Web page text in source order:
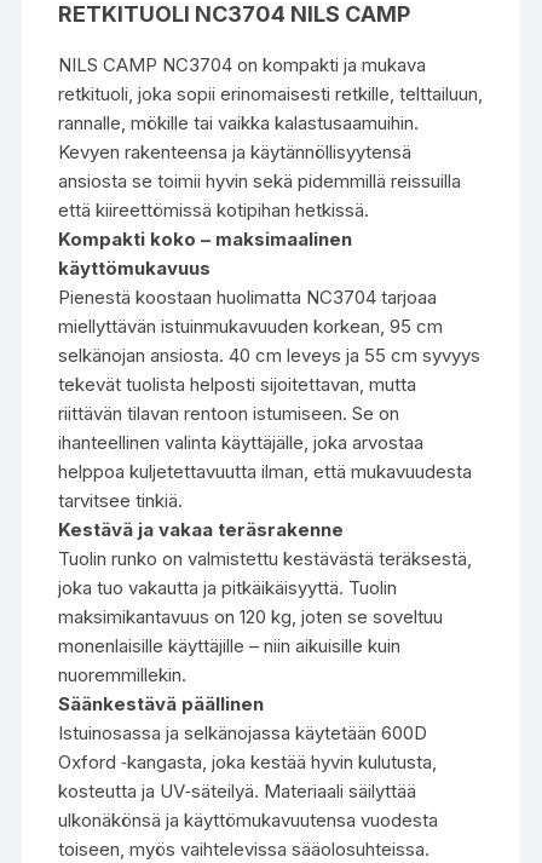
RETKITUOLI NC3704 NILS CAMP
NILS CAMP NC3704 on kompakti ja mukava
retkituoli, joka sopii erinomaisesti retkille, telttailuun,
rannalle, mökille tai vaikka kalastusaamuihin.
Kevyen rakenteensa ja käytännöllisyytensä
ansiosta se toimii hyvin sekä pidemmillä reissuilla
että kiireettömissä kotipihan hetkissä.
Kompakti koko – maksimaalinen
käyttömukavuus
Pienestä koostaan huolimatta NC3704 tarjoaa
miellyttävän istuinmukavuuden korkean, 95 cm
selkänojan ansiosta. 40 cm leveys ja 55 cm syvyys
tekevät tuolista helposti sijoitettavan, mutta
riittävän tilavan rentoon istumiseen. Se on
ihanteellinen valinta käyttäjälle, joka arvostaa
helppoa kuljetettavuutta ilman, että mukavuudesta
tarvitsee tinkiä.
Kestävä ja vakaa teräsrakenne
Tuolin runko on valmistettu kestävästä teräksestä,
joka tuo vakautta ja pitkäikäisyyttä. Tuolin
maksimikantavuus on 120 kg, joten se soveltuu
monenlaisille käyttäjille – niin aikuisille kuin
nuoremmillekin.
Säänkestävä päällinen
Istuinosassa ja selkänojassa käytetään 600D
Oxford ‑kangasta, joka kestää hyvin kulutusta,
kosteutta ja UV‑säteilyä. Materiaali säilyttää
ulkonäkönsä ja käyttömukavuutensa vuodesta
toiseen, myös vaihtelevissa sääolosuhteissa.